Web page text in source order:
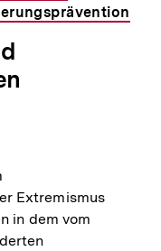
Extremismus
in dem vom